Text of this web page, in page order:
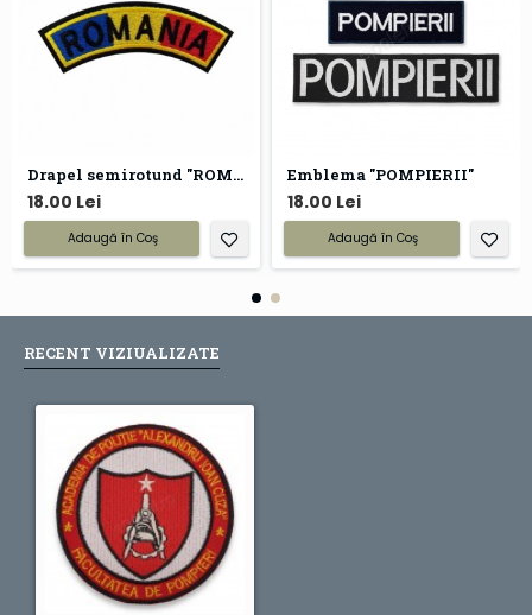
Drapel semirotund "ROMANIA" contur dublu
18.00 Lei
Adaugă în Coş
Emblema "POMPIERII"
18.00 Lei
Adaugă în Coş
RECENT VIZIUALIZATE